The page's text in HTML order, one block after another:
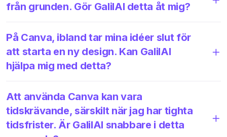
från grunden. Gör GalilAI detta åt mig?
På Canva, ibland tar mina idéer slut för
att starta en ny design. Kan GalilAI
hjälpa mig med detta?
Att använda Canva kan vara
tidskrävande, särskilt när jag har tighta
tidsfrister. Är GalilAI snabbare i detta